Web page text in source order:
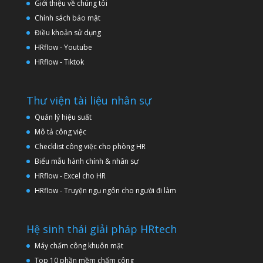
Giới thiệu về chúng tôi
Chính sách bảo mật
Điều khoản sử dụng
HRflow - Youtube
HRflow - Tiktok
Thư viện tài liệu nhân sự
Quản lý hiệu suất
Mô tả công việc
Checklist công việc cho phòng HR
Biểu mẫu hành chính & nhân sự
HRflow - Excel cho HR
HRflow - Truyện ngụ ngôn cho người đi làm
Hệ sinh thái giải pháp HRtech
Máy chấm công khuôn mặt
Top 10 phần mềm chấm công